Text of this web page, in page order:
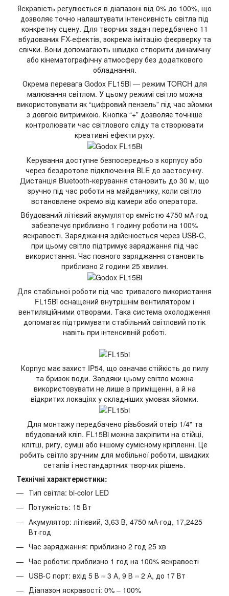
Яскравість регулюється в діапазоні від 0% до 100%, що
дозволяє точно налаштувати інтенсивність світла під
конкретну сцену. Для творчих задач передбачено 11
вбудованих FX-ефектів, зокрема імітацію феєрверку та
свічки. Вони допомагають швидко створити динамічну
або кінематографічну атмосферу без додаткового
обладнання.
Окрема перевага Godox FL15Bi — режим TORCH для
малювання світлом. У цьому режимі світло можна
використовувати як “цифровий пензель” під час зйомки
з довгою витримкою. Кнопка “+” дозволяє точніше
контролювати час світлового сліду та створювати
креативні ефекти руху.
Керування доступне безпосередньо з корпусу або
через бездротове підключення BLE до застосунку.
Дистанція Bluetooth-керування становить до 30 м, що
зручно під час роботи на майданчику, коли світло
встановлене окремо від камери або оператора.
Вбудований літієвий акумулятор ємністю 4750 мА·год
забезпечує приблизно 1 годину роботи на 100%
яскравості. Заряджання здійснюється через USB-C,
при цьому світло підтримує заряджання під час
використання. Час повного заряджання становить
приблизно 2 години 25 хвилин.
Для стабільної роботи під час тривалого використання
FL15Bi оснащений внутрішнім вентилятором і
вентиляційними отворами. Така система охолодження
допомагає підтримувати стабільний світловий потік
навіть при інтенсивній роботі.
Корпус має захист IP54, що означає стійкість до пилу
та бризок води. Завдяки цьому світло можна
використовувати не лише в приміщенні, а й на
відкритих локаціях у складніших умовах зйомки.
Для монтажу передбачено різьбовий отвір 1/4" та
вбудований кліп. FL15Bi можна закріпити на стійці,
клітці, ригу, сумці або іншому сумісному кріпленні. Це
робить світло зручним для мобільної роботи, швидких
сетапів і нестандартних творчих рішень.
Технічні характеристики:
Тип світла: bi-color LED
Потужність: 15 Вт
Акумулятор: літієвий, 3,63 В, 4750 мА·год, 17,2425
Вт·год
Час заряджання: приблизно 2 год 25 хв
Час роботи: приблизно 1 год на 100% яскравості
USB-C порт: вхід 5 В ⎓ 3 А, 9 В ⎓ 2 А, до 17 Вт
Діапазон яскравості: 0% – 100%